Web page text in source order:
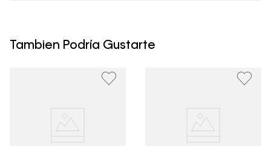
un período de 30 días calendario tras la recepción.
clientes, no aceptamos devoluciones en ropa interior y
Tambien Podría Gustarte